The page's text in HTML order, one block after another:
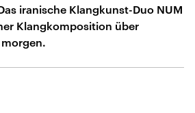
iranische Klangkunst-Duo NUM
Klangkomposition über